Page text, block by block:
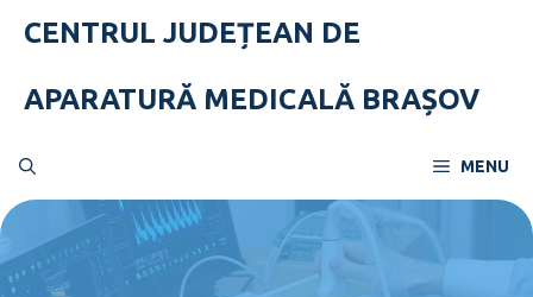
CENTRUL JUDEȚEAN DE
APARATURĂ MEDICALĂ BRAȘOV
MENU